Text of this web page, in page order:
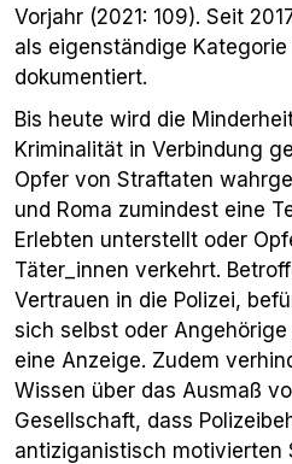
Vorjahr (2021: 109). Seit
als eigenständige
dokumentiert.
Bis heute wird die
Kriminalität in Verbindung
Opfer von Straftaten
und Roma zumindest eine
Erlebten unterstellt oder
Täter_innen verkehrt.
Vertrauen in die Polizei,
sich selbst oder
eine Anzeige. Zudem
Wissen über das Ausmaß
Gesellschaft, dass
antiziganistisch motivierten